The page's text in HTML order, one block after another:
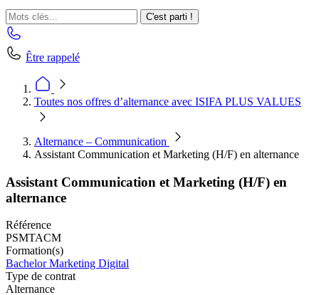
C'est parti !
Être rappelé
Toutes nos offres d’alternance avec ISIFA PLUS VALUES
Alternance – Communication
Assistant Communication et Marketing (H/F) en alternance
Assistant Communication et Marketing (H/F) en
alternance
Référence
PSMTACM
Formation(s)
Bachelor Marketing Digital
Type de contrat
Alternance